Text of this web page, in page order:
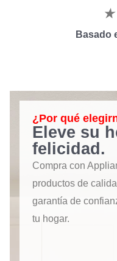
★
Basado
¿Por qué
Eleve su
felicidad.
Compra con
productos de
garantía de
tu hogar.